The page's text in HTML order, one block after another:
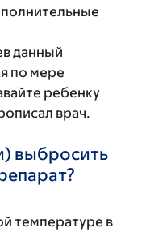
данный
по мере
ребенку
врач.
выбросить
температуре в